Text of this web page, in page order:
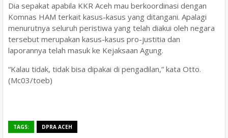
Dia sepakat apabila KKR Aceh mau berkoordinasi dengan
Komnas HAM terkait kasus-kasus yang ditangani. Apalagi
menurutnya seluruh peristiwa yang telah diakui oleh negara
tersebut merupakan kasus-kasus pro-justitia dan
laporannya telah masuk ke Kejaksaan Agung.
“Kalau tidak, tidak bisa dipakai di pengadilan,” kata Otto.
(Mc03/toeb)
TAGS: DPRA ACEH